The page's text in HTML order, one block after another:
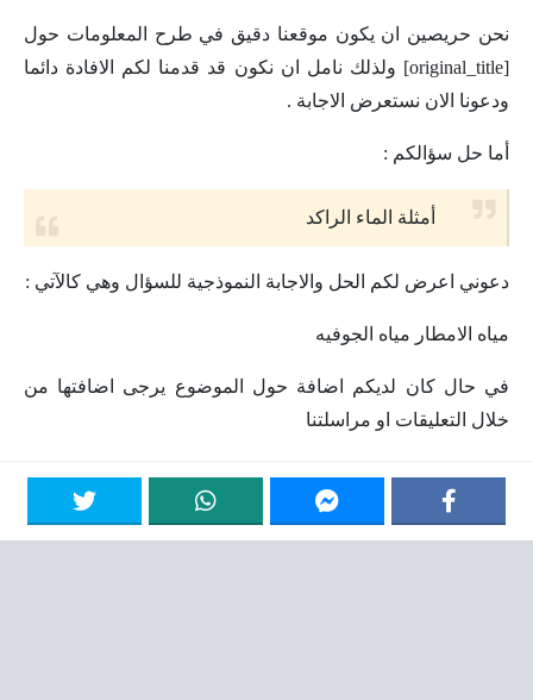
نحن حريصين ان يكون موقعنا دقيق في طرح المعلومات حول
[original_title] ولذلك نامل ان نكون قد قدمنا لكم الافادة دائما
ودعونا الان نستعرض الاجابة .
أما حل سؤالكم :
أمثلة الماء الراكد
دعوني اعرض لكم الحل والاجابة النموذجية للسؤال وهي كالآتي :
مياه الامطار مياه الجوفيه
في حال كان لديكم اضافة حول الموضوع يرجى اضافتها من
خلال التعليقات او مراسلتنا